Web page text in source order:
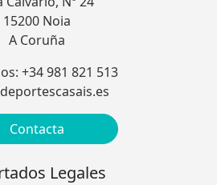
15200 Noia
A Coruña
+34 981 821 513
Contacta
Legales